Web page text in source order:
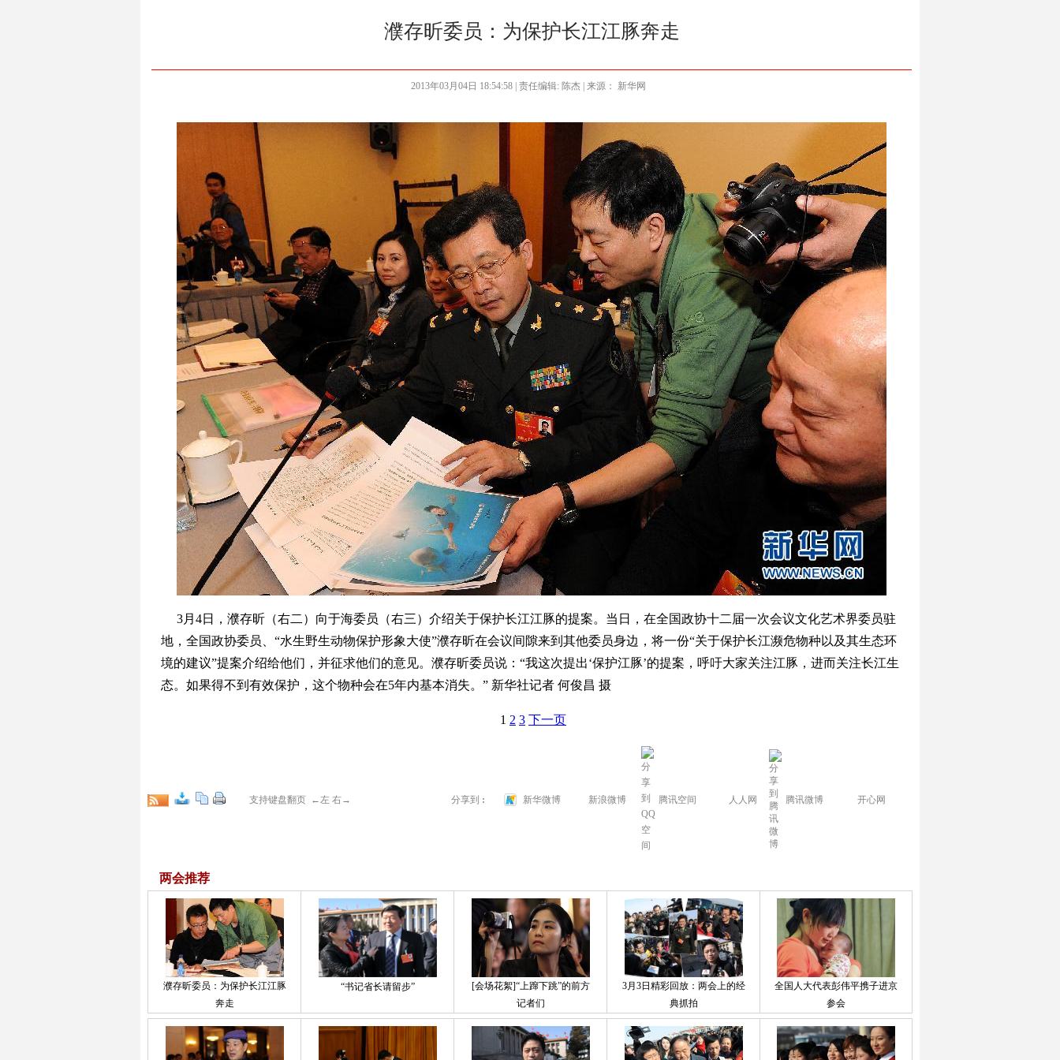
濮存昕委员：为保护长江江豚奔走
2013年03月04日 18:54:58| 责任编辑: 陈杰 | 来源： 新华网
3月4日，濮存昕（右二）向于海委员（右三）介绍关于保护长江江豚的提案。当日，在全国政协十二届一次会议文化艺术界委员驻
地，全国政协委员、“水生野生动物保护形象大使”濮存昕在会议间隙来到其他委员身边，将一份“关于保护长江濒危物种以及其生态环
境的建议”提案介绍给他们，并征求他们的意见。濮存昕委员说：“我这次提出‘保护江豚’的提案，呼吁大家关注江豚，进而关注长江生
态。如果得不到有效保护，这个物种会在5年内基本消失。” 新华社记者 何俊昌 摄
1 2 3 下一页
支持键盘翻页 ←左 右→ 分享到 : 新华微博 新浪微博 腾讯空间 人人网 腾讯微博 开心网
两会推荐
濮存昕委员：为保护长江江豚
奔走
“书记省长请留步”
[会场花絮]“上蹿下跳”的前方
记者们
3月3日精彩回放：两会上的经
典抓拍
全国人大代表彭伟平携子进京
参会